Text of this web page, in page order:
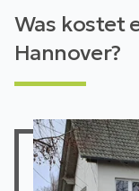
Was kostet
Hannover?